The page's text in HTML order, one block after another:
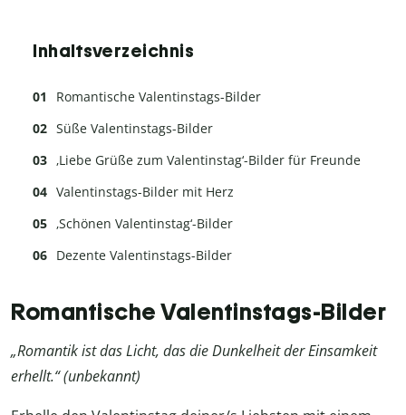
Inhaltsverzeichnis
Romantische Valentinstags-Bilder
Süße Valentinstags-Bilder
‚Liebe Grüße zum Valentinstag‘-Bilder für Freunde
Valentinstags-Bilder mit Herz
‚Schönen Valentinstag‘-Bilder
Dezente Valentinstags-Bilder
Romantische Valentinstags-Bilder
„Romantik ist das Licht, das die Dunkelheit der Einsamkeit
erhellt.“ (unbekannt)